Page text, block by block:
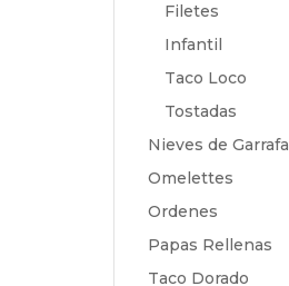
Filetes
Infantil
Taco Loco
Tostadas
Nieves de Garrafa
Omelettes
Ordenes
Papas Rellenas
Taco Dorado